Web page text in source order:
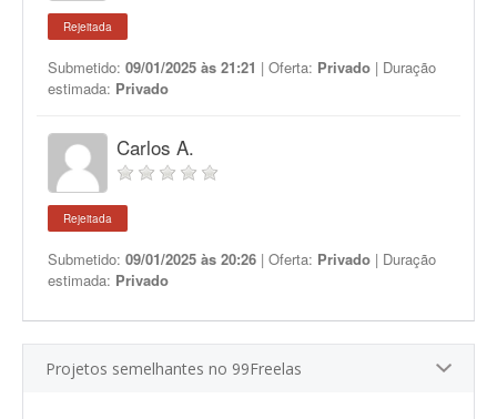
Rejeitada
Submetido: 09/01/2025 às 21:21 | Oferta: Privado | Duração
estimada: Privado
Carlos A.
Rejeitada
Submetido: 09/01/2025 às 20:26 | Oferta: Privado | Duração
estimada: Privado
Projetos semelhantes no 99Freelas